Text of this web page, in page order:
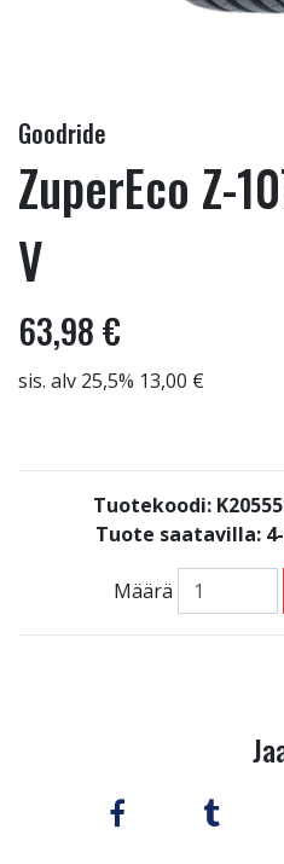
Goodride
ZuperEco Z-
V
63,98 €
sis. alv 25,5% 13,00 €
Tuotekoodi:
Tuote saatavilla:
Määrä